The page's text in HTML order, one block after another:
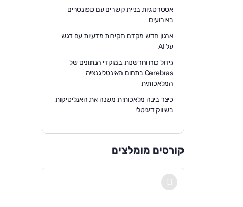
אסטרטגיות בניית קשרים עם ספונסרים
באירועים
ארגון חדש מקדם חקירות מדעיות עם דגש
על AI
גידול כוח וחדשנות במוקדי הנתונים של
Cerebras בתחום האינטליגנציה
המלאכותית
כיצד בינה מלאכותית משנה את האנליטיקות
בשיווק דיגיטלי
קורסים מומלצים